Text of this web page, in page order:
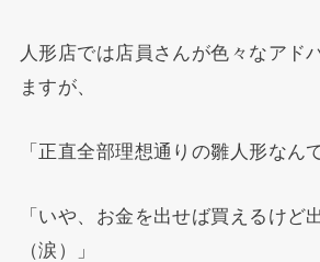
人形店では店員さんが色々なアド
ますが、
「正直全部理想通りの雛人形なん
「いや、お金を出せば買えるけど
（涙）」